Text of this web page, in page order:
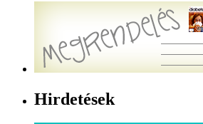
Hirdetések